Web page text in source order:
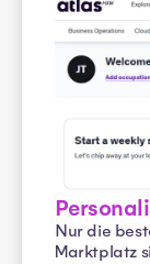
Nur die
Marktplatz